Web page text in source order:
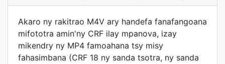
Akaro ny rakitrao M4V ary handefa fanafangoana
mifototra amin'ny CRF ilay mpanova, izay
mikendry ny MP4 famoahana tsy misy
fahasimbana (CRF 18 ny sanda tsotra, ny sanda